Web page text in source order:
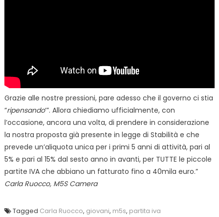
Grazie alle nostre pressioni, pare adesso che il governo ci stia
“ripensando‘”. Allora chiediamo ufficialmente, con
l’occasione, ancora una volta, di prendere in considerazione
la nostra proposta già presente in legge di Stabilità e che
prevede un’aliquota unica per i primi 5 anni di attività, pari al
5% e pari al 15% dal sesto anno in avanti, per TUTTE le piccole
partite IVA che abbiano un fatturato fino a 40mila euro.”
Carla Ruocco, M5S Camera
Tagged Carla Ruocco, giovani, m5s, partita iva